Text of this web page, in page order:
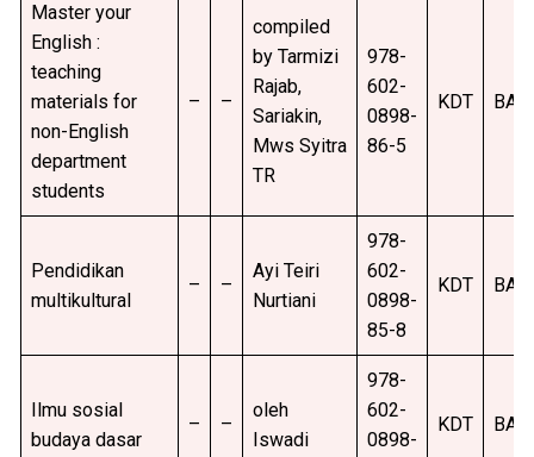
Master your
English :
teaching
materials for
non-English
department
students
– –
compiled
by Tarmizi
Rajab,
Sariakin,
Mws Syitra
TR
978-
602-
0898-
86-5
KDT BAR
Pendidikan
multikultural
– –
Ayi Teiri
Nurtiani
978-
602-
0898-
85-8
KDT BAR
Ilmu sosial
budaya dasar
– –
oleh
Iswadi
978-
602-
0898-
KDT BAR